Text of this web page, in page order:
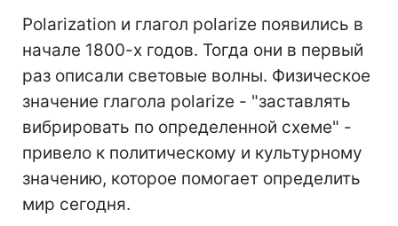
Polarization и глагол polarize появились в
начале 1800-х годов. Тогда они в первый
раз описали световые волны. Физическое
значение глагола polarize - "заставлять
вибрировать по определенной схеме" -
привело к политическому и культурному
значению, которое помогает определить
мир сегодня.